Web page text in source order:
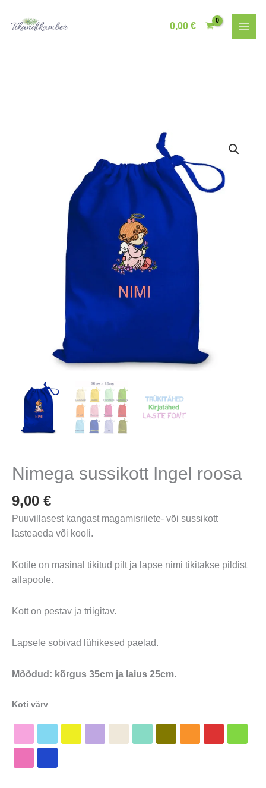
0,00€
Nimega sussikott Ingel roosa
9,00 €
Puuvillasest kangast magamisriiete- või sussikott
lasteaeda või kooli.
Kotile on masinal tikitud pilt ja lapse nimi tikitakse pildist
allapoole.
Kott on pestav ja triigitav.
Lapsele sobivad lühikesed paelad.
Mõõdud: kõrgus 35cm ja laius 25cm.
Koti värv